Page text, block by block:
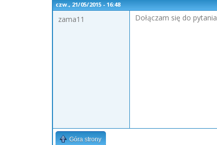
czw., 21/05/2015 - 16:48
zama11
Dołączam się do pytania
Góra strony